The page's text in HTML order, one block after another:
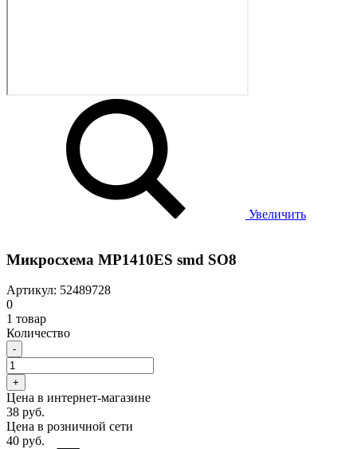
Увеличить
Микросхема MP1410ES smd SO8
Артикул: 52489728
0
1 товар
Количество
-
+
Цена в интернет-магазине
38 руб.
Цена в розничной сети
40 руб.